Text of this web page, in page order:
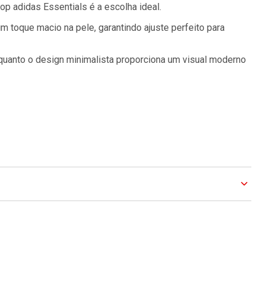
adidas Essentials é a escolha ideal.
toque macio na pele, garantindo ajuste perfeito para
o design minimalista proporciona um visual moderno